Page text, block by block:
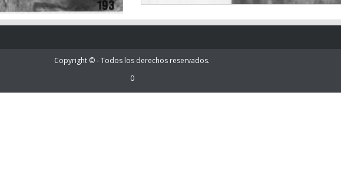
Copyright © - Todos los derechos reservados.
0